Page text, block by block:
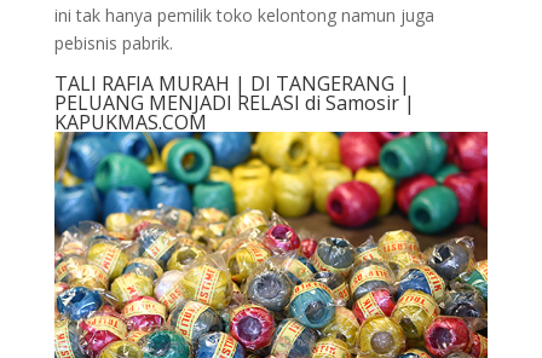
ini tak hanya pemilik toko kelontong namun juga
pebisnis pabrik.
TALI RAFIA MURAH | DI TANGERANG |
PELUANG MENJADI RELASI di Samosir |
KAPUKMAS.COM